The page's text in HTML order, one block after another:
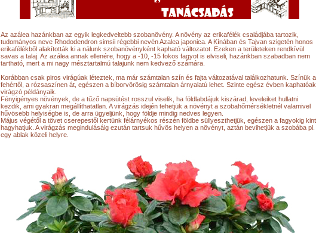
Az azálea hazánkban az egyik legkedveltebb szobanövény. A növény az erikafélék családjába tartozik,
tudományos neve Rhododendron simsii régebbi nevén Azalea japonica. A Kínában és Tajvan szigetén honos
erikafélékből alakították ki a nálunk szobanövényként kapható változatot. Ezeken a területeken rendkívül
savas a talaj. Az azálea annak ellenére, hogy a -10, -15 fokos fagyot is elviseli, hazánkban szabadban nem
tartható, mert a mi nagy mésztartalmú talajunk nem kedvező számára.
Korábban csak piros virágúak léteztek, ma már számtalan szín és fajta változatával találkozhatunk. Színük a
fehértől, a rózsaszínen át, egészen a bíborvörösig számtalan árnyalatú lehet. Szinte egész évben kaphatóak
virágzó példányaik.
Fényigényes növények, de a tűző napsütést rosszul viselik, ha földlabdájuk kiszárad, leveleiket hullatni
kezdik, ami gyakran megállíthatatlan. A virágzás idején tehetjük a növényt a szobahőmérsékletnél valamivel
hűvösebb helyiségbe is, de arra ügyeljünk, hogy földje mindig nedves legyen.
Május végétől a tövet cserepestől kertünk félárnyékos részén földbe süllyeszthetjük, egészen a fagyokig kint
hagyhatjuk. A virágzás megindulásáig ezután tartsuk hűvös helyen a növényt, aztán bevihetjük a szobába pl.
egy ablak közeli helyre.